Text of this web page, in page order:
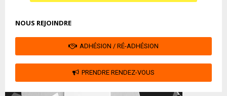
NOUS REJOINDRE
ADHÉSION / RÉ-ADHÉSION
PRENDRE RENDEZ-VOUS